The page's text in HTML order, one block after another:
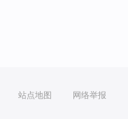
站点地图 网络举报